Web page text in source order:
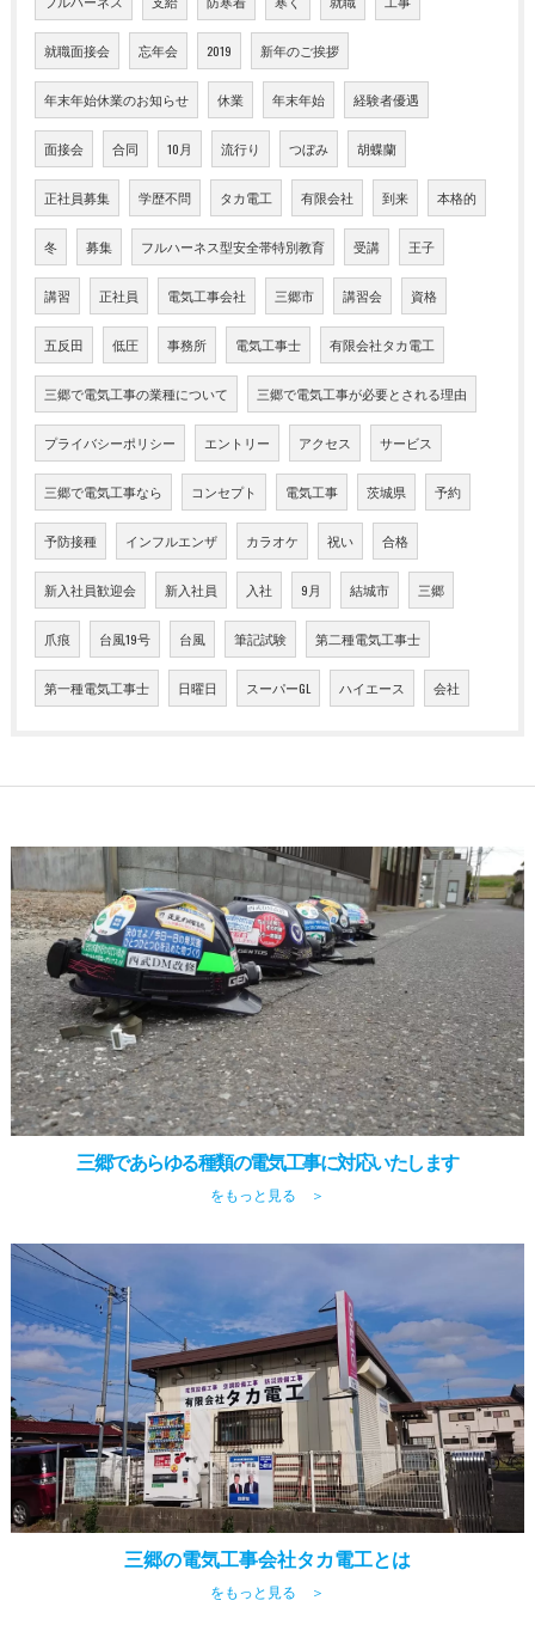
就職面接会 忘年会 2019 新年のご挨拶
年末年始休業のお知らせ 休業 年末年始 経験者優遇
面接会 合同 10月 流行り つぼみ 胡蝶蘭
正社員募集 学歴不問 タカ電工 有限会社 到来 本格的
冬 募集 フルハーネス型安全帯特別教育 受講 王子
講習 正社員 電気工事会社 三郷市 講習会 資格
五反田 低圧 事務所 電気工事士 有限会社タカ電工
三郷で電気工事の業種について 三郷で電気工事が必要とされる理由
プライバシーポリシー エントリー アクセス サービス
三郷で電気工事なら コンセプト 電気工事 茨城県 予約
予防接種 インフルエンザ カラオケ 祝い 合格
新入社員歓迎会 新入社員 入社 9月 結城市 三郷
爪痕 台風19号 台風 筆記試験 第二種電気工事士
第一種電気工事士 日曜日 スーパーGL ハイエース 会社
三郷であらゆる種類の電気工事に対応いたします
をもっと見る ＞
三郷の電気工事会社タカ電工とは
をもっと見る ＞